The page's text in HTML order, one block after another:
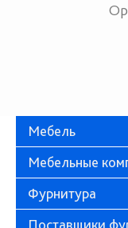
Мебель
Мебельные
Фурнитура
Поставщики